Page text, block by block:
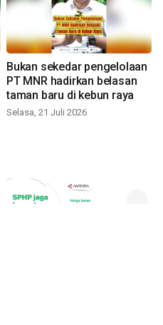
Bukan sekedar pengelolaan
PT MNR hadirkan belasan
taman baru di kebun raya
Selasa, 21 Juli 2026